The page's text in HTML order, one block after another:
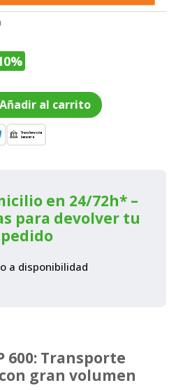
Añadir al carrito
en 24/72h* –
para devolver tu
pedido
a disponibilidad
600: Transporte
gran volumen